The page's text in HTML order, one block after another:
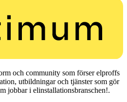
och community som förser elproffs
utbildningar och tjänster som gör
jobbar i elinstallationsbranschen!.